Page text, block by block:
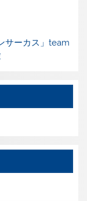
サーカス」team